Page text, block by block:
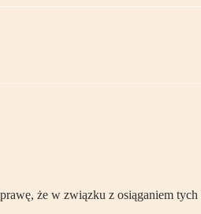
że w związku z osiąganiem